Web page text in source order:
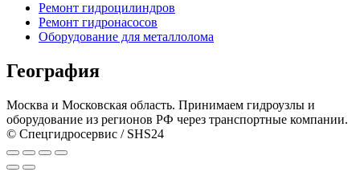
Ремонт гидроцилиндров
Ремонт гидронасосов
Оборудование для металлолома
География
Москва и Московская область. Принимаем гидроузлы и
оборудование из регионов РФ через транспортные компании.
© Спецгидросервис / SHS24